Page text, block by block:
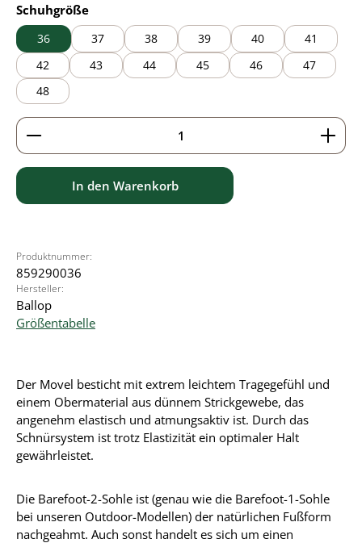
Schuhgrößeauswählen
36 37 38 39 40
41
42
43 44 45 46
47
48
Produkt Anzahl: Gib den gewünschten Wert ein
In den Warenkorb
Produktnummer:
859290036
Hersteller:
Ballop
Größentabelle
Der Movel besticht mit extrem leichtem Tragegefühl und
einem Obermaterial aus dünnem Strickgewebe, das
angenehm elastisch und atmungsaktiv ist. Durch das
Schnürsystem ist trotz Elastizität ein optimaler Halt
gewährleistet.
Die Barefoot-2-Sohle ist (genau wie die Barefoot-1-Sohle
bei unseren Outdoor-Modellen) der natürlichen Fußform
nachgeahmt. Auch sonst handelt es sich um einen